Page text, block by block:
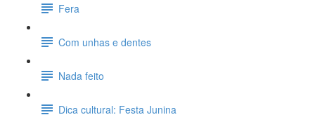
Fera
Com unhas e dentes
Nada feito
Dica cultural: Festa Junina